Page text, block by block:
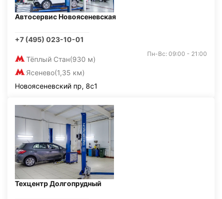
Автосервис Новоясеневская
+7 (495) 023-10-01
Тёплый Стан(930 м)
Ясенево(1,35 км)
Пн-Вс: 09:00 - 21:00
Новоясеневский пр, 8с1
Техцентр Долгопрудный